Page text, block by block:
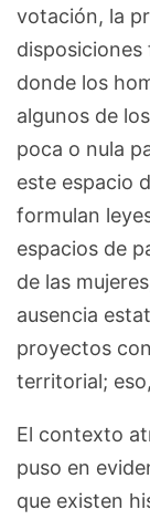
votación, la
disposiciones
donde los
algunos de
poca o nula
este espacio
formulan
espacios de
de las
ausencia
proyectos
territorial;
El contexto
puso en
que existen